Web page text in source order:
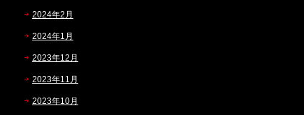
2024年2月
2024年1月
2023年12月
2023年11月
2023年10月